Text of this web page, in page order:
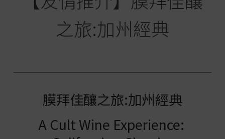
之旅:加州經典
膜拜佳釀之旅:加州經典
A Cult Wine Experience: